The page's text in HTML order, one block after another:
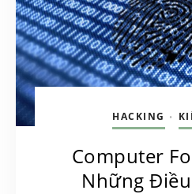
HACKING •
Computer
Những